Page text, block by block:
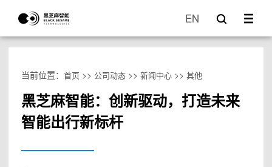
EN
当前位置： 首页 >> 公司动态>> 新闻中心>> 其他
黑芝麻智能：创新驱动，打造未来
智能出行新标杆